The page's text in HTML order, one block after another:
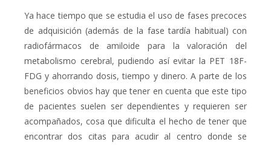
Ya hace tiempo que se estudia el uso de fases precoces
de adquisición (además de la fase tardía habitual) con
radiofármacos de amiloide para la valoración del
metabolismo cerebral, pudiendo así evitar la PET 18F-
FDG y ahorrando dosis, tiempo y dinero. A parte de los
beneficios obvios hay que tener en cuenta que este tipo
de pacientes suelen ser dependientes y requieren ser
acompañados, cosa que dificulta el hecho de tener que
encontrar dos citas para acudir al centro donde se